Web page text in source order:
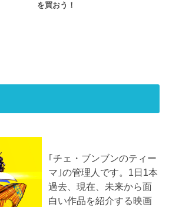
を買おう！
｢チェ・ブンブンのティー
マ｣の管理人です。1日1本
過去、現在、未来から面
白い作品を紹介する映画